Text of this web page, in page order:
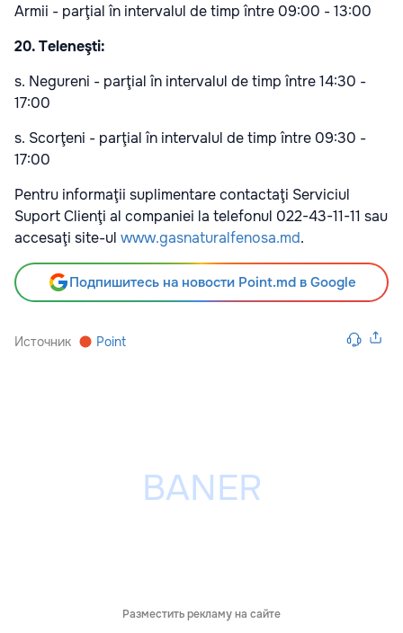
Armii - parţial în intervalul de timp între 09:00 - 13:00
20. Teleneşti:
s. Negureni - parţial în intervalul de timp între 14:30 -
17:00
s. Scorţeni - parţial în intervalul de timp între 09:30 -
17:00
Pentru informaţii suplimentare contactaţi Serviciul
Suport Clienţi al companiei la telefonul 022-43-11-11 sau
accesaţi site-ul www.gasnaturalfenosa.md.
Подпишитесь на новости Point.md в Google
Источник Point
Разместить рекламу на сайте